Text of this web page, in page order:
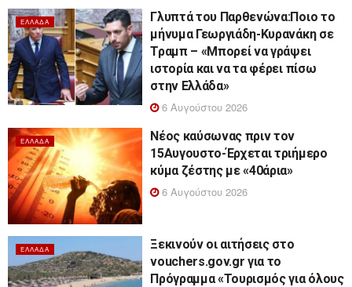
ΕΛΛΆΔΑ
Γλυπτά του Παρθενώνα:Ποιο το
μήνυμα Γεωργιάδη-Κυρανάκη σε
Τραμπ – «Μπορεί να γράψει
ιστορία και να τα φέρει πίσω
στην Ελλάδα»
6 Αυγούστου 2026
ΕΛΛΆΔΑ
Νέος καύσωνας πριν τον
15Αυγουστο-Έρχεται τριήμερο
κύμα ζέστης με «40άρια»
6 Αυγούστου 2026
ΕΛΛΆΔΑ
Ξεκινούν οι αιτήσεις στο
vouchers.gov.gr για το
Πρόγραμμα «Τουρισμός για όλους